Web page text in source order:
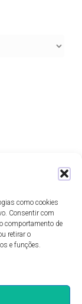
como cookies
Consentir com
comportamento de
retirar o
e funções.